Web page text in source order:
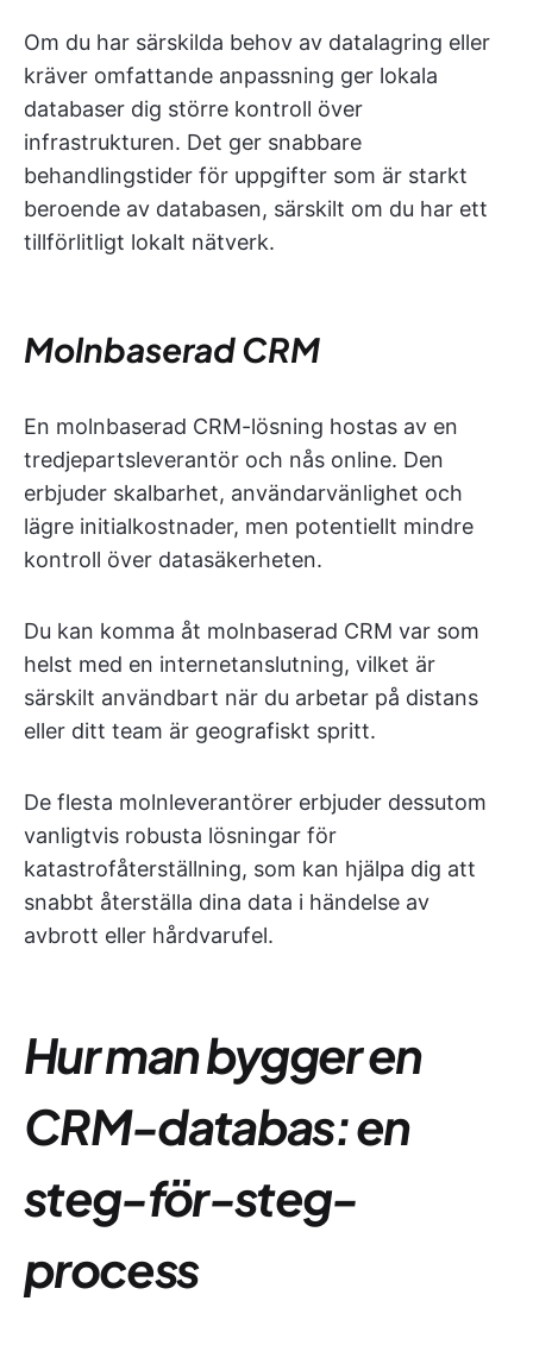
Om du har särskilda behov av datalagring eller
kräver omfattande anpassning ger lokala
databaser dig större kontroll över
infrastrukturen. Det ger snabbare
behandlingstider för uppgifter som är starkt
beroende av databasen, särskilt om du har ett
tillförlitligt lokalt nätverk.
Molnbaserad CRM
En molnbaserad CRM-lösning hostas av en
tredjepartsleverantör och nås online. Den
erbjuder skalbarhet, användarvänlighet och
lägre initialkostnader, men potentiellt mindre
kontroll över datasäkerheten.
Du kan komma åt molnbaserad CRM var som
helst med en internetanslutning, vilket är
särskilt användbart när du arbetar på distans
eller ditt team är geografiskt spritt.
De flesta molnleverantörer erbjuder dessutom
vanligtvis robusta lösningar för
katastrofåterställning, som kan hjälpa dig att
snabbt återställa dina data i händelse av
avbrott eller hårdvarufel.
Hur man bygger en
CRM-databas: en
steg-för-steg-
process